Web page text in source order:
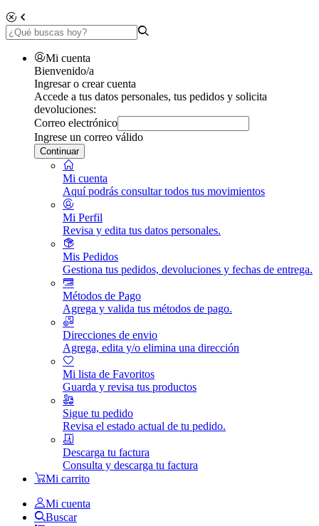
Mi cuenta
Bienvenido/a
Ingresar o crear cuenta
Accede a tus datos personales, tus pedidos y solicita
devoluciones:
Correo electrónico
Ingrese un correo válido
Continuar
Mi cuenta
Aquí podrás consultar todos tus movimientos
Mi Perfil
Revisa y edita tus datos personales.
Mis Pedidos
Gestiona tus pedidos, devoluciones y fechas de entrega.
Métodos de Pago
Agrega y valida tus métodos de pago.
Direcciones de envio
Agrega, edita y/o elimina una dirección
Mi lista de Favoritos
Guarda y revisa tus productos
Sigue tu pedido
Revisa el estado actual de tu pedido.
Descarga tu factura
Consulta y descarga tu factura
Mi carrito
Mi cuenta
Buscar